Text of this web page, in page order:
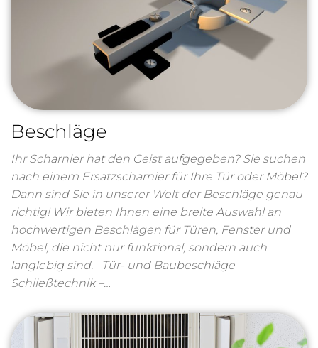
Beschläge
Ihr Scharnier hat den Geist aufgegeben? Sie suchen
nach einem Ersatzscharnier für Ihre Tür oder Möbel?
Dann sind Sie in unserer Welt der Beschläge genau
richtig! Wir bieten Ihnen eine breite Auswahl an
hochwertigen Beschlägen für Türen, Fenster und
Möbel, die nicht nur funktional, sondern auch
langlebig sind. Tür- und Baubeschläge –
Schließtechnik –…